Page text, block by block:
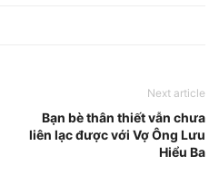
Next article
Bạn bè thân thiết vẫn chưa
liên lạc được với Vợ Ông Lưu
Hiểu Ba